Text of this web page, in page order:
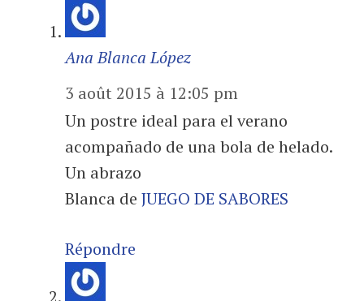
Ana Blanca López
3 août 2015 à 12:05 pm
Un postre ideal para el verano
acompañado de una bola de helado.
Un abrazo
Blanca de JUEGO DE SABORES
Répondre